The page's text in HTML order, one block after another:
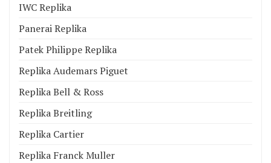
IWC Replika
Panerai Replika
Patek Philippe Replika
Replika Audemars Piguet
Replika Bell & Ross
Replika Breitling
Replika Cartier
Replika Franck Muller